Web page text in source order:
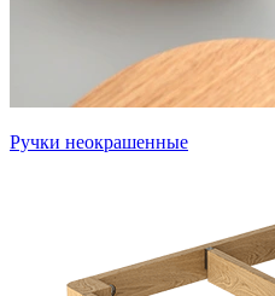
Ручки неокрашенные